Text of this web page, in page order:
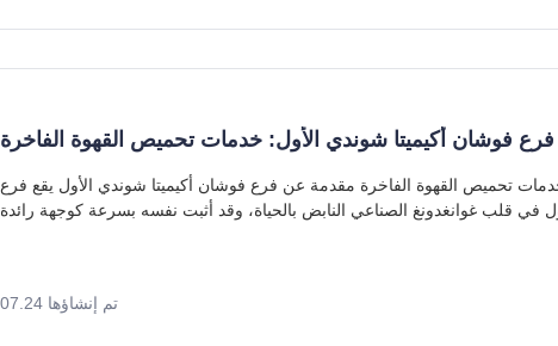
فرع فوشان أكيميتا شوندي الأول: خدمات تحميص القهوة الفاخرة
فرع فوشان أكيميتا شوندي الأول: خدمات تحميص القهوة الفاخرة مقدمة عن فرع فوشان أكيميتا شوندي الأول يقع فرع
في قلب غوانغدونغ الصناعي النابض بالحياة، وقد أثبت نفسه بسرعة كوجهة رائدة
تم إنشاؤها 07.24